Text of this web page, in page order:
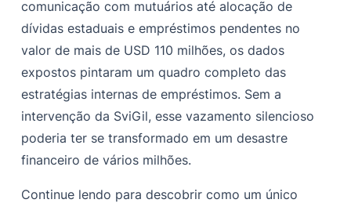
comunicação com mutuários até alocação de
dívidas estaduais e empréstimos pendentes no
valor de mais de USD 110 milhões, os dados
expostos pintaram um quadro completo das
estratégias internas de empréstimos. Sem a
intervenção da SviGil, esse vazamento silencioso
poderia ter se transformado em um desastre
financeiro de vários milhões.
Continue lendo para descobrir como um único